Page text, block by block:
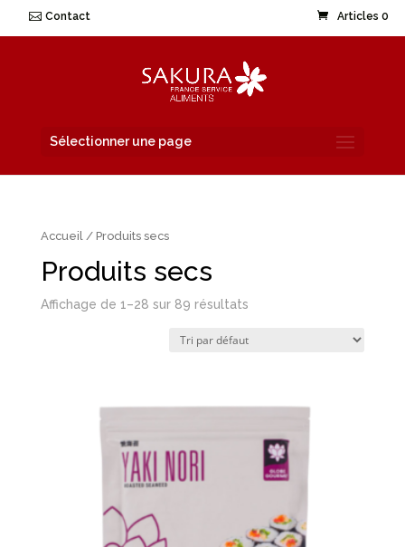
Contact Articles 0
Sélectionner une page
Accueil/ Produits secs
Produits secs
Affichage de 1–28 sur 89 résultats